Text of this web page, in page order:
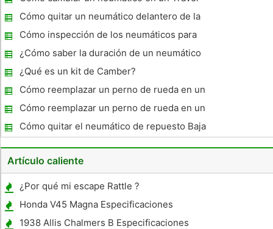
Trailer
Cómo quitar un neumático delantero de la
motocicleta
Cómo inspección de los neumáticos para
Ropa
¿Cómo saber la duración de un neumático
¿Qué es un kit de Camber?
Cómo reemplazar un perno de rueda en un
VW Passat
Cómo reemplazar un perno de rueda en un
Saturn Ion
Cómo quitar el neumático de repuesto Baja
Desde el TrailBlazer
Artículo caliente
¿Por qué mi escape Rattle ?
Honda V45 Magna Especificaciones
1938 Allis Chalmers B Especificaciones